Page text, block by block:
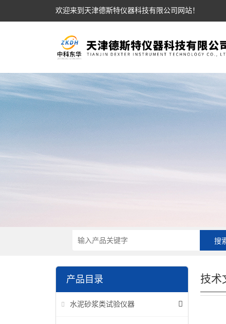
欢迎来到天津德斯特仪器科技有限公司网站！
产品目录
水泥砂浆类试验仪器
技术